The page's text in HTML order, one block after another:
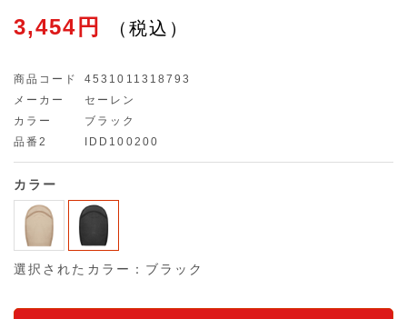
3,454円
商品コード
4531011318793
メーカー
セーレン
カラー
ブラック
品番2
IDD100200
カラー
選択されたカラー：ブラック